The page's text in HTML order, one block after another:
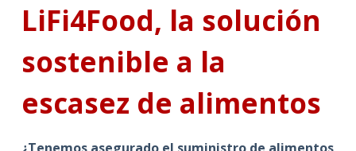
LiFi4Food, la solución
sostenible a la
escasez de alimentos
¿Tenemos asegurado el suministro de alimentos